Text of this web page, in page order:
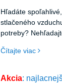
Hľadáte
stlačeného
potreby?
revolučným
Čítajte viac
Akcia: